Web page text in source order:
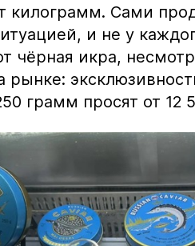
килограмм. Сами
и не у
чёрная икра,
рынке:
грамм просят от 12